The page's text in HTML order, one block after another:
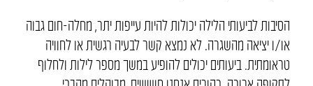
הסיבות לביעותי הלילה יכולות להיות עייפות יתר, מחלה-חום גבוה
או/ו יציאה מהשגרה. לא נמצא קשר לבעיה רגשית או לחוויה
טראומתית. ביעותים יכולים להופיע במשך מספר לילות ולחלוף